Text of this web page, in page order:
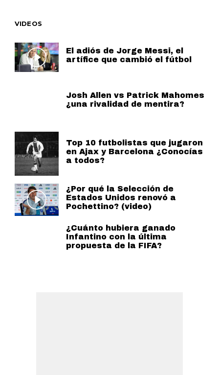
VIDEOS
El adiós de Jorge Messi, el
artífice que cambió el fútbol
Josh Allen vs Patrick Mahomes
¿una rivalidad de mentira?
Top 10 futbolistas que jugaron
en Ajax y Barcelona ¿Conocías
a todos?
¿Por qué la Selección de
Estados Unidos renovó a
Pochettino? (video)
¿Cuánto hubiera ganado
Infantino con la última
propuesta de la FIFA?